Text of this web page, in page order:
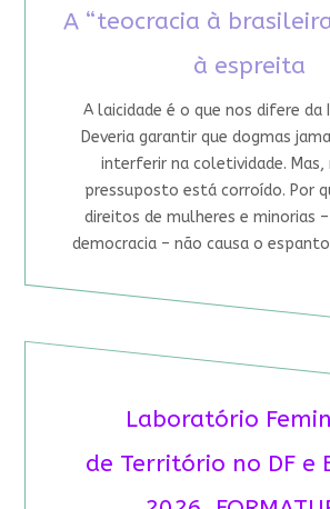
A “teocracia à
à espreita
A laicidade é o que nos difere da
Deveria garantir que dogmas
interferir na coletividade. Mas,
pressuposto está corroído. Por
direitos de mulheres e minorias
democracia – não causa o
Laboratório
de Território no DF e